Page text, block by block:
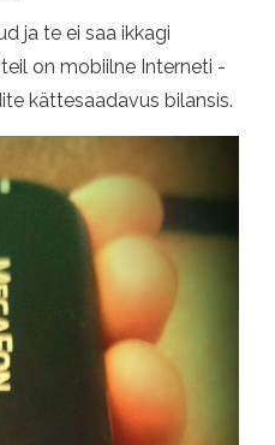
ja te ei saa ikkagi
on mobiilne Interneti -
kättesaadavus bilansis.